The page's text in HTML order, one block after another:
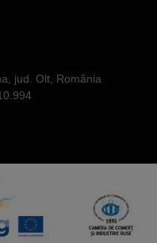
jud. Olt, România